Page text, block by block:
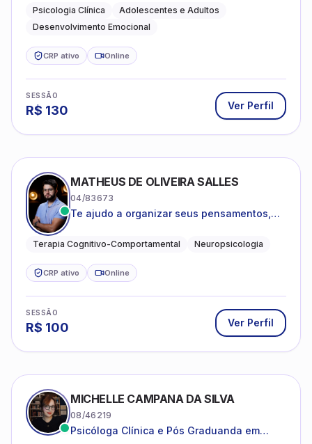
Psicologia Clínica
Adolescentes e Adultos
Desenvolvimento Emocional
CRP ativo Online
SESSÃO
R$ 130 Ver Perfil
MATHEUS DE OLIVEIRA SALLES
04/83673
Te ajudo a organizar seus pensamentos,
clareza e sentido, com uma terapia
Terapia Cognitivo-Comportamental Neuropsicologia
CRP ativo Online
SESSÃO
R$ 100 Ver Perfil
MICHELLE CAMPANA DA SILVA
08/46219
Psicóloga Clínica e Pós Graduanda em